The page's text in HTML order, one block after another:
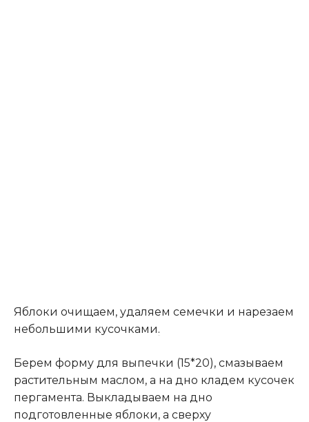
Яблоки очищаем, удаляем семечки и нарезаем
небольшими кусочками.
Берем форму для выпечки (15*20), смазываем
растительным маслом, а на дно кладем кусочек
пергамента. Выкладываем на дно
подготовленные яблоки, а сверху